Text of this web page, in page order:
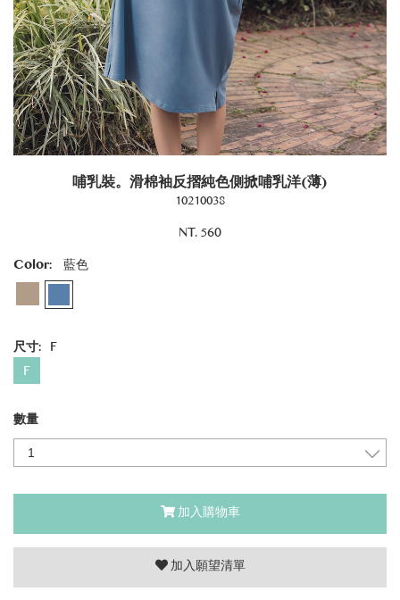
哺乳裝。滑棉袖反摺純色側掀哺乳洋(薄)
10210038
NT. 560
Color:
藍色
尺寸: F
F
數量
加入購物車
加入願望清單